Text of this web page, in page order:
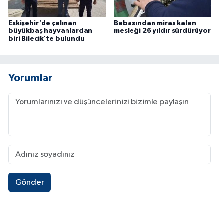
Eskişehir'de çalınan
büyükbaş hayvanlardan
biri Bilecik'te bulundu
Babasından miras kalan
mesleği 26 yıldır sürdürüyor
Yorumlar
Gönder